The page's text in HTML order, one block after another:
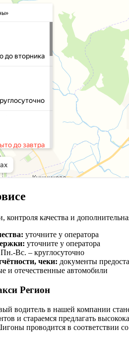
качества и
уточните у оператора
уточните у оператора
Пн.-Вс. – круглосуточно
чеки: документы
и отечественные автомобили
Регион
водитель в нашей компании
и стараемся предлагать
проводится в соответствии